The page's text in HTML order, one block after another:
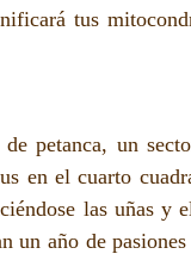
tus
de petanca, un
en el cuarto
las uñas y
un año de